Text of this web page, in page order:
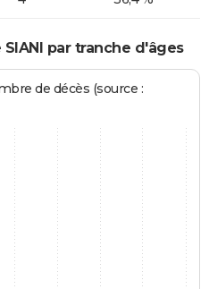
par tranche d'âges
de décès (source :